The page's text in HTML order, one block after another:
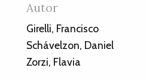
Autor
Girelli, Francisco
Schávelzon, Daniel
Zorzi, Flavia